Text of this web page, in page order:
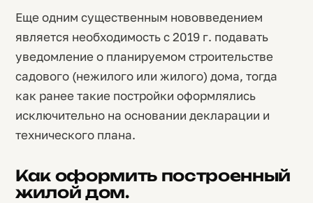
Еще одним существенным нововведением
является необходимость с 2019 г. подавать
уведомление о планируемом строительстве
садового (нежилого или жилого) дома, тогда
как ранее такие постройки оформлялись
исключительно на основании декларации и
технического плана.
Как оформить построенный
жилой дом.